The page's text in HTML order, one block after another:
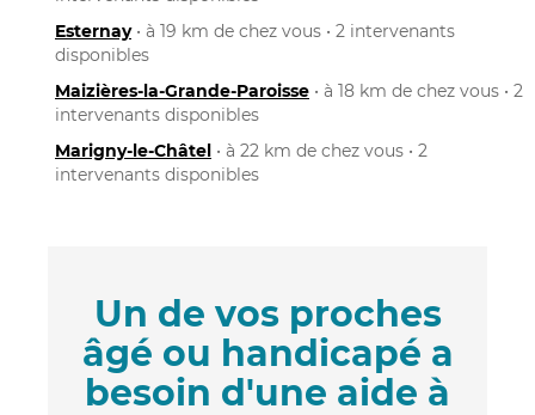
Esternay• à 19 km de chez vous • 2 intervenants
disponibles
Maizières-la-Grande-Paroisse • à 18 km de chez vous • 2
intervenants disponibles
Marigny-le-Châtel • à 22 km de chez vous • 2
intervenants disponibles
Un de vos proches
âgé ou handicapé a
besoin d'une aide à